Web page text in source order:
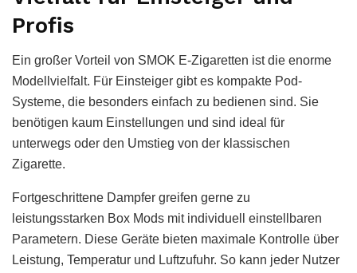
Profis
Ein großer Vorteil von SMOK E-Zigaretten ist die enorme
Modellvielfalt. Für Einsteiger gibt es kompakte Pod-
Systeme, die besonders einfach zu bedienen sind. Sie
benötigen kaum Einstellungen und sind ideal für
unterwegs oder den Umstieg von der klassischen
Zigarette.
Fortgeschrittene Dampfer greifen gerne zu
leistungsstarken Box Mods mit individuell einstellbaren
Parametern. Diese Geräte bieten maximale Kontrolle über
Leistung, Temperatur und Luftzufuhr. So kann jeder Nutzer